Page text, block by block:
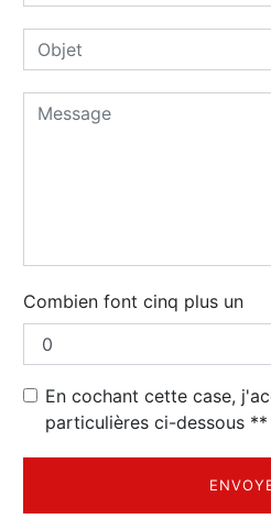
Combien font cinq plus un
En cochant cette case,
particulières ci-dessous **